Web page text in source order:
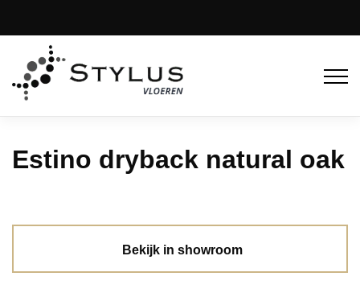
Estino dryback natural oak
Bekijk in showroom